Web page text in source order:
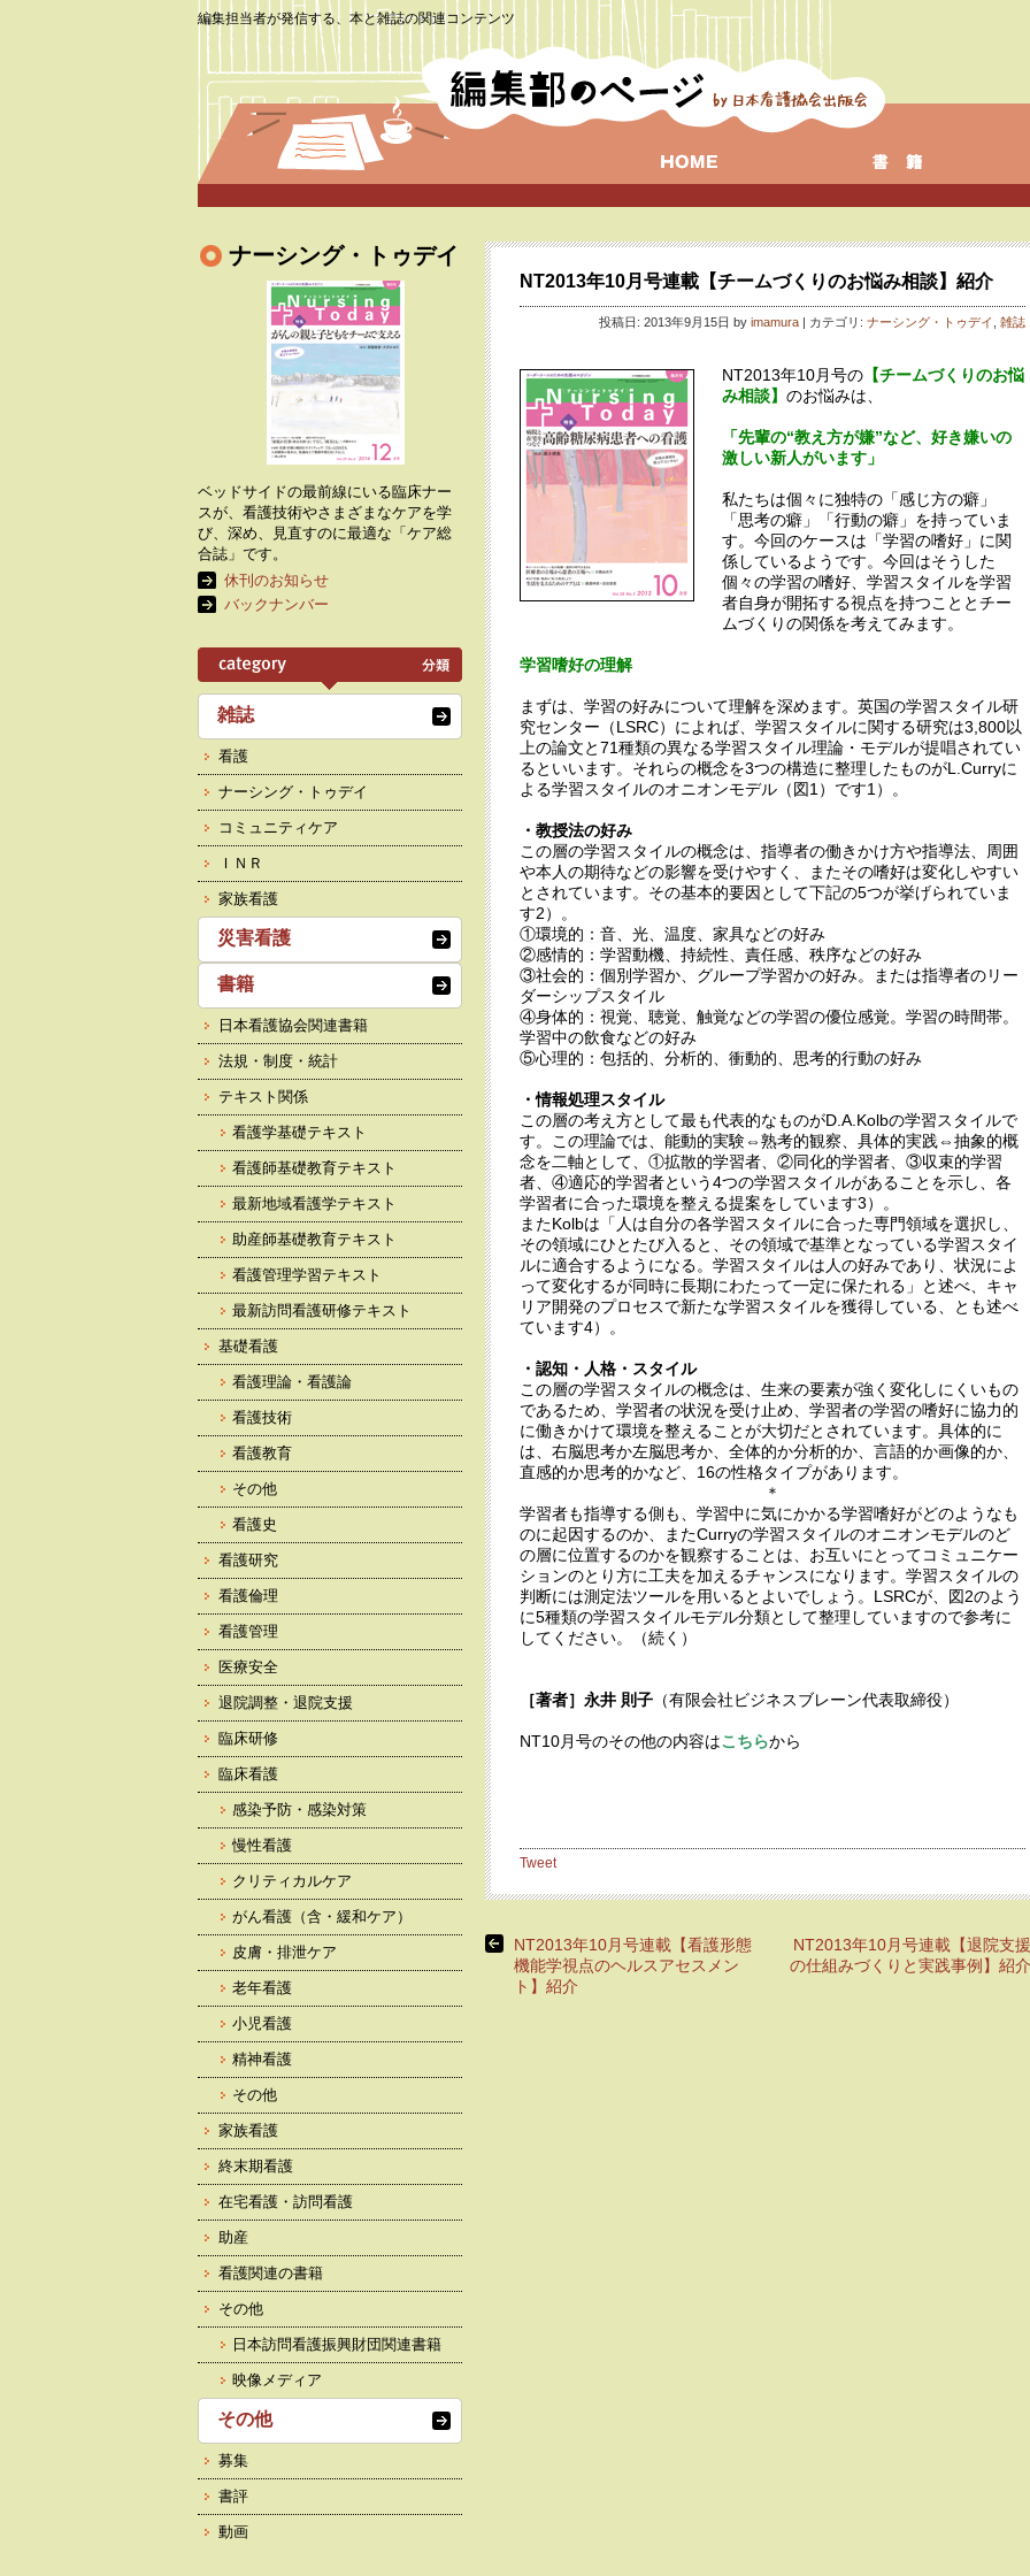
編集担当者が発信する、本と雑誌の関連コンテンツ
NT2013年10月号連載【チームづくりのお悩み相談】紹介
投稿日: 2013年9月15日 by imamura | カテゴリ: ナーシング・トゥデイ 雑誌
NT2013年10月号の 【チームづくりのお悩
み相談】 のお悩みは、
「先輩の“教え方が嫌”など、好き嫌いの
激しい新人がいます」
私たちは個々に独特の「感じ方の癖」
「思考の癖」「行動の癖」を持っていま
す。今回のケースは「学習の嗜好」に関
係しているようです。今回はそうした
個々の学習の嗜好、学習スタイルを学習
者自身が開拓する視点を持つこととチー
ムづくりの関係を考えてみます。
学習嗜好の理解
まずは、学習の好みについて理解を深めます。英国の学習スタイル研
究センター（LSRC）によれば、学習スタイルに関する研究は3,800以
上の論文と71種類の異なる学習スタイル理論・モデルが提唱されてい
るといいます。それらの概念を3つの構造に整理したものがL.Curryに
よる学習スタイルのオニオンモデル（図1）です1）。
・教授法の好み
この層の学習スタイルの概念は、指導者の働きかけ方や指導法、周囲
や本人の期待などの影響を受けやすく、またその嗜好は変化しやすい
とされています。その基本的要因として下記の5つが挙げられていま
す2）。
①環境的：音、光、温度、家具などの好み
②感情的：学習動機、持続性、責任感、秩序などの好み
③社会的：個別学習か、グループ学習かの好み。または指導者のリー
ダーシップスタイル
④身体的：視覚、聴覚、触覚などの学習の優位感覚。学習の時間帯。
学習中の飲食などの好み
⑤心理的：包括的、分析的、衝動的、思考的行動の好み
・情報処理スタイル
この層の考え方として最も代表的なものがD.A.Kolbの学習スタイルで
す。この理論では、能動的実験⇔熟考的観察、具体的実践⇔抽象的概
念を二軸として、①拡散的学習者、②同化的学習者、③収束的学習
者、④適応的学習者という4つの学習スタイルがあることを示し、各
学習者に合った環境を整える提案をしています3）。
またKolbは「人は自分の各学習スタイルに合った専門領域を選択し、
その領域にひとたび入ると、その領域で基準となっている学習スタイ
ルに適合するようになる。学習スタイルは人の好みであり、状況によ
って変化するが同時に長期にわたって一定に保たれる」と述べ、キャ
リア開発のプロセスで新たな学習スタイルを獲得している、とも述べ
ています4）。
・認知・人格・スタイル
この層の学習スタイルの概念は、生来の要素が強く変化しにくいもの
であるため、学習者の状況を受け止め、学習者の学習の嗜好に協力的
に働きかけて環境を整えることが大切だとされています。具体的に
は、右脳思考か左脳思考か、全体的か分析的か、言語的か画像的か、
直感的か思考的かなど、16の性格タイプがあります。
＊
学習者も指導する側も、学習中に気にかかる学習嗜好がどのようなも
のに起因するのか、またCurryの学習スタイルのオニオンモデルのど
の層に位置するのかを観察することは、お互いにとってコミュニケー
ションのとり方に工夫を加えるチャンスになります。学習スタイルの
判断には測定法ツールを用いるとよいでしょう。LSRCが、図2のよう
に5種類の学習スタイルモデル分類として整理していますので参考に
してください。（続く）
［著者］永井 則子 （有限会社ビジネスブレーン代表取締役）
NT10月号のその他の内容はこちらから
Tweet
NT2013年10月号連載【看護形態
機能学視点のヘルスアセスメン
ト】紹介
NT2013年10月号連載【退院支援
の仕組みづくりと実践事例】紹介
ナーシング・トゥデイ
ベッドサイドの最前線にいる臨床ナー
スが、看護技術やさまざまなケアを学
び、深め、見直すのに最適な「ケア総
合誌」です。
休刊のお知らせ
バックナンバー
雑誌
看護
ナーシング・トゥデイ
コミュニティケア
ＩＮＲ
家族看護
災害看護
書籍
日本看護協会関連書籍
法規・制度・統計
テキスト関係
看護学基礎テキスト
看護師基礎教育テキスト
最新地域看護学テキスト
助産師基礎教育テキスト
看護管理学習テキスト
最新訪問看護研修テキスト
基礎看護
看護理論・看護論
看護技術
看護教育
その他
看護史
看護研究
看護倫理
看護管理
医療安全
退院調整・退院支援
臨床研修
臨床看護
感染予防・感染対策
慢性看護
クリティカルケア
がん看護（含・緩和ケア）
皮膚・排泄ケア
老年看護
小児看護
精神看護
その他
家族看護
終末期看護
在宅看護・訪問看護
助産
看護関連の書籍
その他
日本訪問看護振興財団関連書籍
映像メディア
その他
募集
書評
動画